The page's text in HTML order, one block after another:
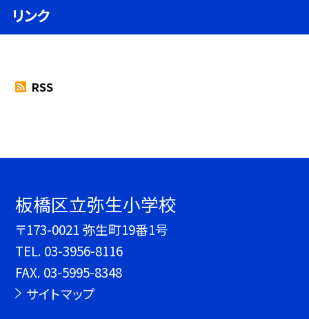
リンク
RSS
板橋区立弥生小学校
〒173-0021 弥生町19番1号
TEL. 03-3956-8116
FAX. 03-5995-8348
サイトマップ